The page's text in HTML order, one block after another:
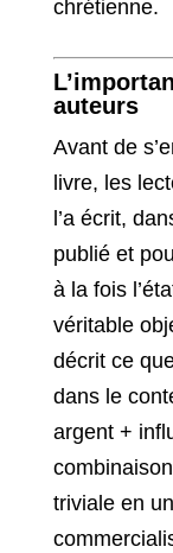
chrétienne.
auteurs
Avant de
livre, les
l’a écrit,
publié et
à la fois
véritable
décrit ce
dans le
argent +
triviale en